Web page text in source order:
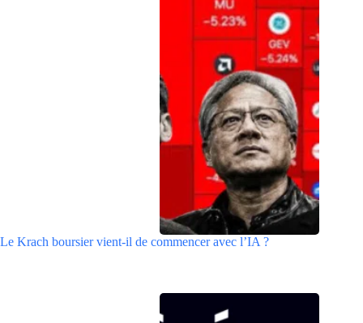
Le Krach boursier vient-il de commencer avec l’IA ?